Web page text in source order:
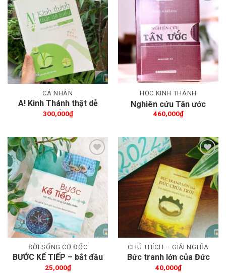
Thêm wishlist
CÁ NHÂN
A! Kinh Thánh thật dễ
hiểu
300,000₫
Thêm wishlist
HỌC KINH THÁNH
Nghiên cứu Tân ước
460,000₫
Thêm wishlist
ĐỜI SỐNG CƠ ĐỐC
BƯỚC KẾ TIẾP – bắt đầu
đời sống Cơ Đốc nhân
25,000₫
Thêm wishlist
CHÚ THÍCH – GIẢI NGHĨA
Bức tranh lớn của Đức
Chúa Trời
40,000₫